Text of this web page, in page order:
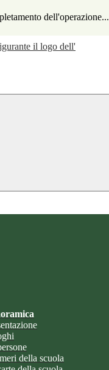
dell'operazione...
della scuola